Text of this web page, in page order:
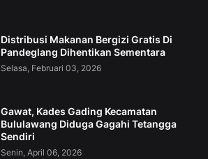
Distribusi Makanan Bergizi Gratis Di
Pandeglang Dihentikan Sementara
Selasa, Februari 03, 2026
Gawat, Kades Gading Kecamatan
Bululawang Diduga Gagahi Tetangga
Sendiri
Senin, April 06, 2026